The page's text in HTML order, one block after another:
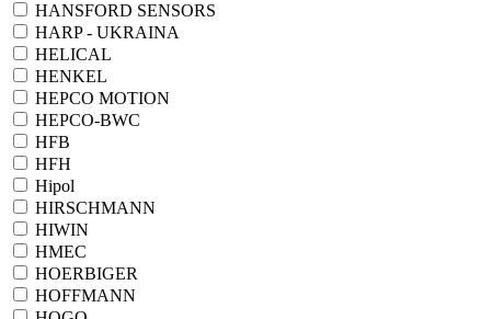
HANSFORD SENSORS
HARP - UKRAINA
HELICAL
HENKEL
HEPCO MOTION
HEPCO-BWC
HFB
HFH
Hipol
HIRSCHMANN
HIWIN
HMEC
HOERBIGER
HOFFMANN